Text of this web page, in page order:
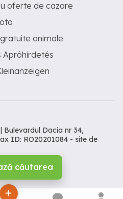
căutarea
oferte de cazare
animale
Apróhirdetés
Bulevardul Dacia nr 34,
ID: RO20201084 - site de